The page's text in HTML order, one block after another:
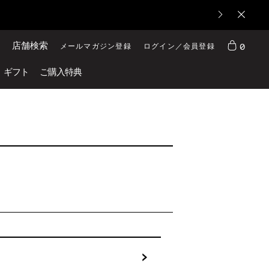
ギフト ご購入特典
店舗検索 メールマガジン登録 ログイン／会員登録 0